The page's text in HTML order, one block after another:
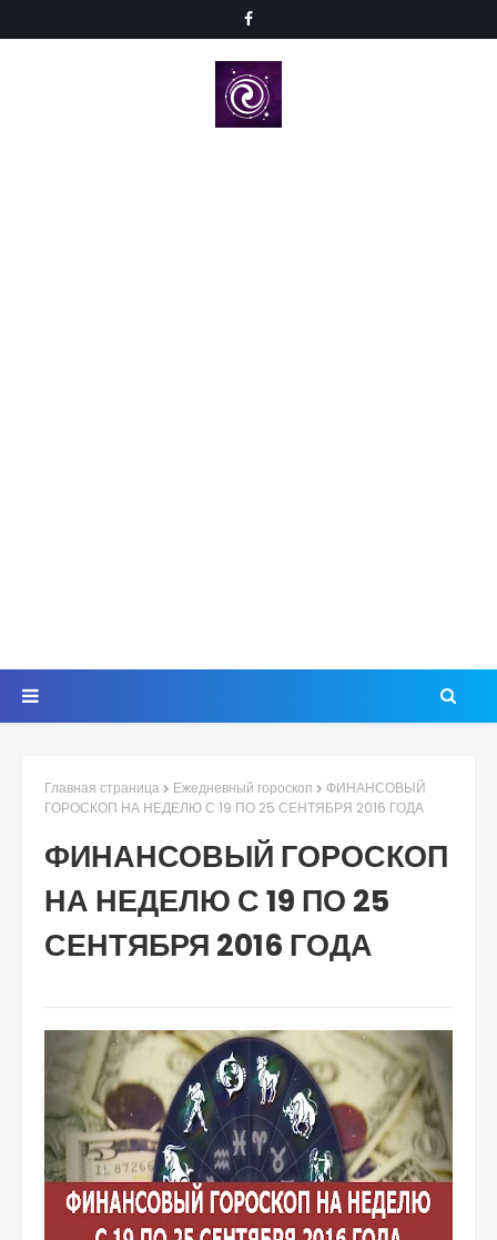
Главная страница Ежедневный гороскоп
ФИНАНСОВЫЙ
ГОРОСКОП НА НЕДЕЛЮ С 19 ПО 25 СЕНТЯБРЯ 2016 ГОДА
ФИНАНСОВЫЙ ГОРОСКОП
НА НЕДЕЛЮ С 19 ПО 25
СЕНТЯБРЯ 2016 ГОДА